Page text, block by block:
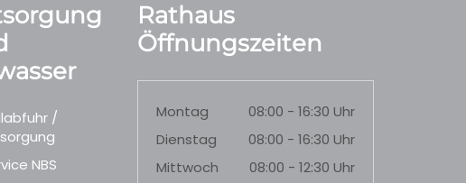
/
NBS
Rathaus
Öffnungszeiten
Montag
08:00 - 16:30 Uhr
Dienstag
08:00 - 16:30 Uhr
Mittwoch
08:00 - 12:30 Uhr